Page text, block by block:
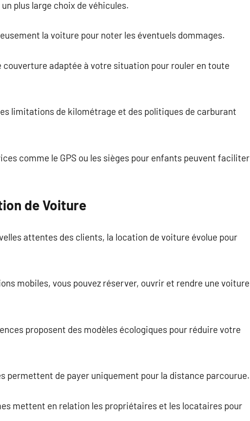
un plus large choix de véhicules.
la voiture pour noter les éventuels dommages.
couverture adaptée à votre situation pour rouler en toute
limitations de kilométrage et des politiques de carburant
comme le GPS ou les sièges pour enfants peuvent faciliter
de Voiture
attentes des clients, la location de voiture évolue pour
mobiles, vous pouvez réserver, ouvrir et rendre une voiture
proposent des modèles écologiques pour réduire votre
permettent de payer uniquement pour la distance parcourue.
mettent en relation les propriétaires et les locataires pour